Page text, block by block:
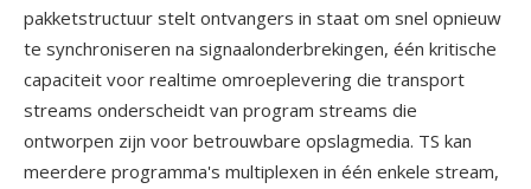
pakketstructuur stelt ontvangers in staat om snel opnieuw
te synchroniseren na signaalonderbrekingen, één kritische
capaciteit voor realtime omroeplevering die transport
streams onderscheidt van program streams die
ontworpen zijn voor betrouwbare opslagmedia. TS kan
meerdere programma's multiplexen in één enkele stream,